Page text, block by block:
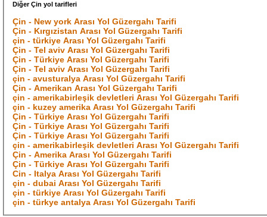
Diğer Çin yol tarifleri
Çin - New york Arası Yol Güzergahı Tarifi
Çin - Kırgızistan Arası Yol Güzergahı Tarifi
çin - türkiye Arası Yol Güzergahı Tarifi
Çin - Tel aviv Arası Yol Güzergahı Tarifi
Çin - Türkiye Arası Yol Güzergahı Tarifi
Çin - Tel aviv Arası Yol Güzergahı Tarifi
çin - avusturalya Arası Yol Güzergahı Tarifi
Çin - Amerikan Arası Yol Güzergahı Tarifi
çin - amerikabirleşik devletleri Arası Yol Güzergahı Tarifi
çin - kuzey amerika Arası Yol Güzergahı Tarifi
Çin - Türkiye Arası Yol Güzergahı Tarifi
Çin - Türkiye Arası Yol Güzergahı Tarifi
Çin - Türkiye Arası Yol Güzergahı Tarifi
çin - amerikabirleşik devletleri Arası Yol Güzergahı Tarifi
Çin - Amerika Arası Yol Güzergahı Tarifi
Çin - Türkiye Arası Yol Güzergahı Tarifi
Cin - Italya Arası Yol Güzergahı Tarifi
çin - dubai Arası Yol Güzergahı Tarifi
çin - türkiye Arası Yol Güzergahı Tarifi
çin - türkye antalya Arası Yol Güzergahı Tarifi